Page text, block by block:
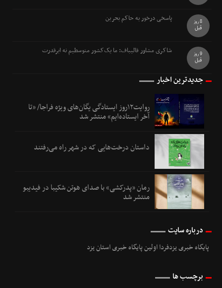
پاسخی درخور به حاکم بحرین
8 روز
قبل
شاکری مشاور قالیباف: ما یک‌کشور متوسطیم نه ابرقدرت
9 روز
قبل
جدیدترین اخبار
روایت۱۲روز ایستادگی یگان‌های ویژه فراجا/ «تا
آخر ایستاده‌ایم» منتشر شد
داستان درخت‌هایی که در شهر راه می‌رفتند
رمان «پدرکشی» با صدای هوتن شکیبا در فیدیبو
منتشر شد
درباره سایت
پایگاه خبری یزدفردا اولین پایگاه خبری استان یزد
برچسب ها